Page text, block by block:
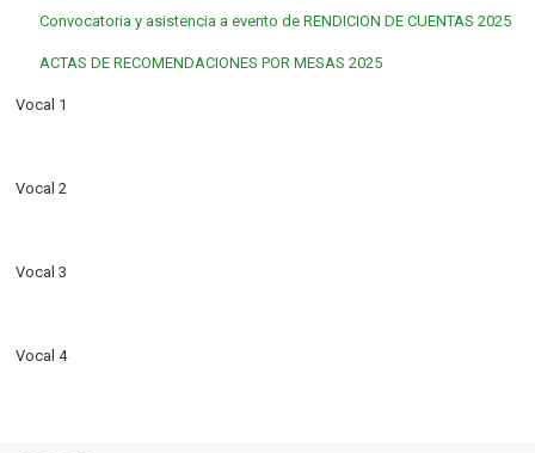
Convocatoria y asistencia a evento de RENDICION DE CUENTAS 2025
ACTAS DE RECOMENDACIONES POR MESAS 2025
Vocal 1
Vocal 2
Vocal 3
Vocal 4